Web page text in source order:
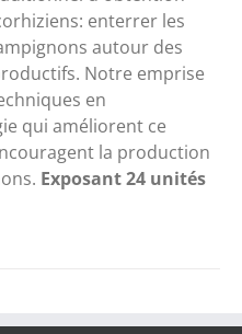
enterrer les
autour des
Notre emprise
en
qui améliorent ce
la production
Exposant 24 unités